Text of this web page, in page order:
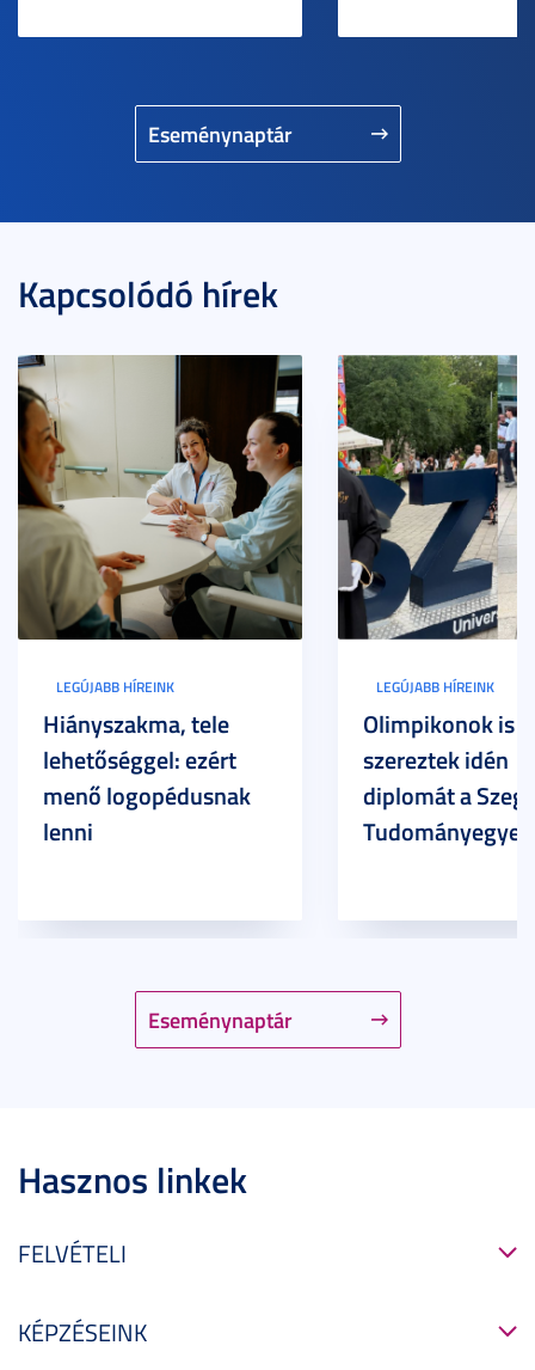
Eseménynaptár
Kapcsolódó hírek
Eseménynaptár
LEGÚJABB HÍREINK
Hiányszakma, tele
lehetőséggel: ezért
menő logopédusnak
lenni
LEGÚJABB HÍREINK
Olimpikonok is
szereztek idén
diplomát a
Hasznos linkek
FELVÉTELI
KÉPZÉSEINK